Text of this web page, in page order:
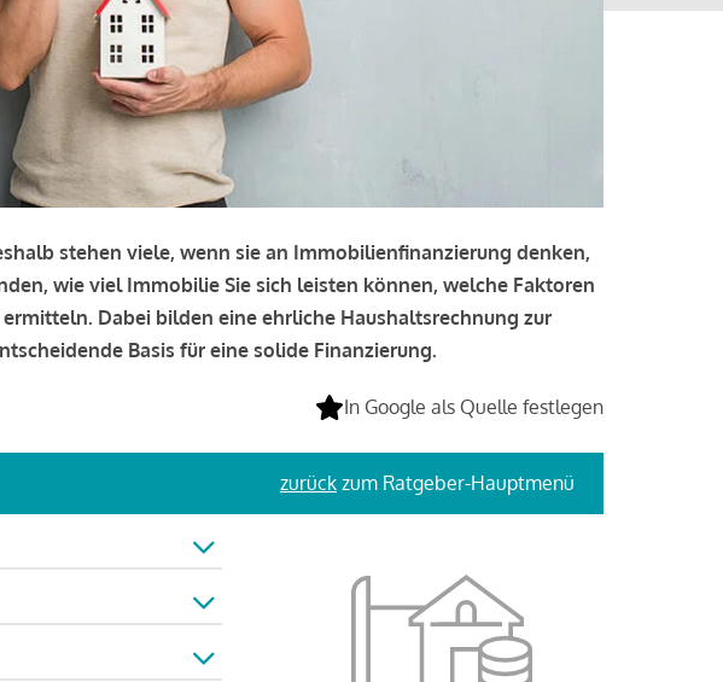
stehen viele, wenn sie an Immobilienfinanzierung denken,
wie viel Immobilie Sie sich leisten können, welche Faktoren
Dabei bilden eine ehrliche Haushaltsrechnung zur
Basis für eine solide Finanzierung.
In Google als Quelle festlegen
zurück zum Ratgeber-Hauptmenü